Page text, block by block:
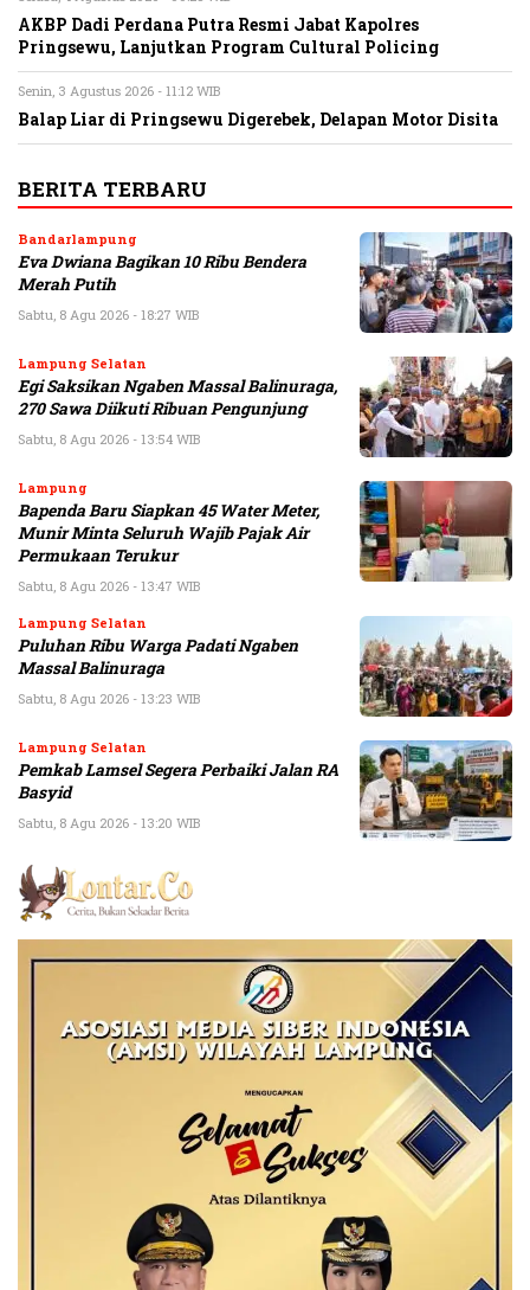
AKBP Dadi Perdana Putra Resmi Jabat Kapolres
Pringsewu, Lanjutkan Program Cultural Policing
Senin, 3 Agustus 2026 - 11:12 WIB
Balap Liar di Pringsewu Digerebek, Delapan Motor Disita
BERITA TERBARU
Bandarlampung
Eva Dwiana Bagikan 10 Ribu Bendera
Merah Putih
Sabtu, 8 Agu 2026 - 18:27 WIB
Lampung Selatan
Egi Saksikan Ngaben Massal Balinuraga,
270 Sawa Diikuti Ribuan Pengunjung
Sabtu, 8 Agu 2026 - 13:54 WIB
Lampung
Bapenda Baru Siapkan 45 Water Meter,
Munir Minta Seluruh Wajib Pajak Air
Permukaan Terukur
Sabtu, 8 Agu 2026 - 13:47 WIB
Lampung Selatan
Puluhan Ribu Warga Padati Ngaben
Massal Balinuraga
Sabtu, 8 Agu 2026 - 13:23 WIB
Lampung Selatan
Pemkab Lamsel Segera Perbaiki Jalan RA
Basyid
Sabtu, 8 Agu 2026 - 13:20 WIB